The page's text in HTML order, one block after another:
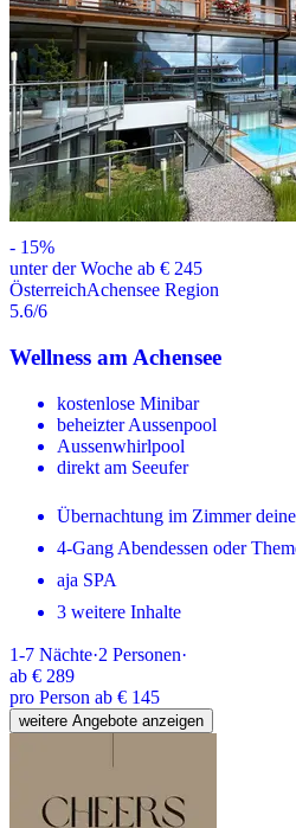
- 15%
unter der Woche ab € 245
ÖsterreichAchensee Region
5.6/6
Wellness am Achensee
kostenlose Minibar
beheizter Aussenpool
Aussenwhirlpool
direkt am Seeufer
Übernachtung im Zimmer
4-Gang Abendessen oder
aja SPA
3 weitere Inhalte
1-7 Nächte·2 Personen·
ab € 289
pro Person ab € 145
weitere Angebote anzeigen